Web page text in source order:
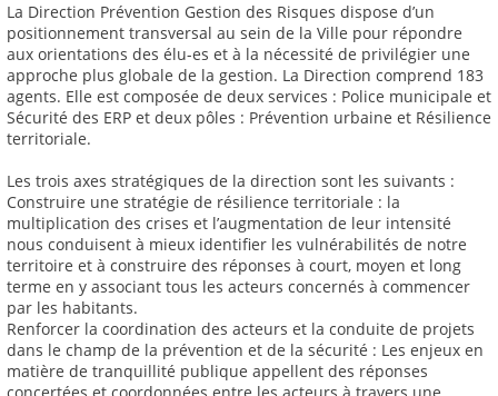
La Direction Prévention Gestion des Risques dispose d’un
positionnement transversal au sein de la Ville pour répondre
aux orientations des élu-es et à la nécessité de privilégier une
approche plus globale de la gestion. La Direction comprend 183
agents. Elle est composée de deux services : Police municipale et
Sécurité des ERP et deux pôles : Prévention urbaine et Résilience
territoriale.
Les trois axes stratégiques de la direction sont les suivants :
Construire une stratégie de résilience territoriale : la
multiplication des crises et l’augmentation de leur intensité
nous conduisent à mieux identifier les vulnérabilités de notre
territoire et à construire des réponses à court, moyen et long
terme en y associant tous les acteurs concernés à commencer
par les habitants.
Renforcer la coordination des acteurs et la conduite de projets
dans le champ de la prévention et de la sécurité : Les enjeux en
matière de tranquillité publique appellent des réponses